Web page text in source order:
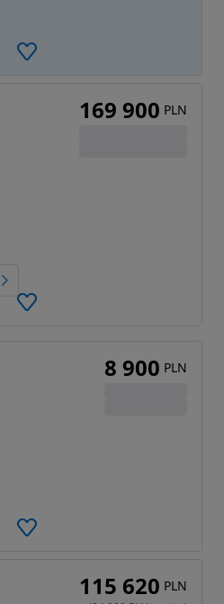
169 900 PLN
8 900 PLN
115 620 PLN